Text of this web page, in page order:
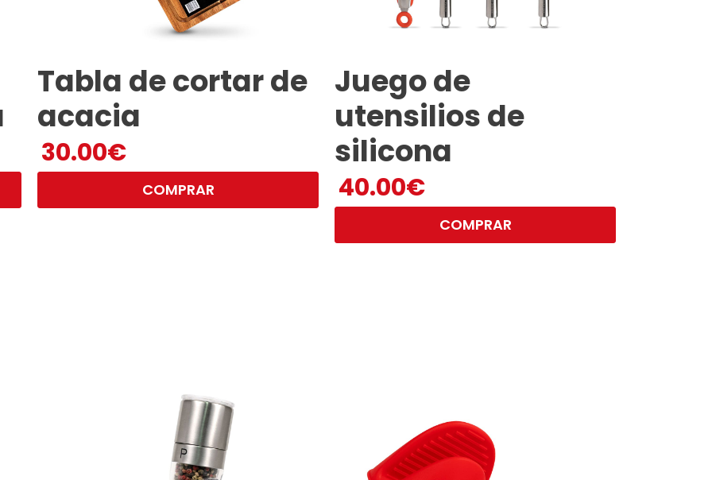
Tabla de cortar de
acacia
30.00€
COMPRAR
Juego de
utensilios de
silicona
40.00€
COMPRAR